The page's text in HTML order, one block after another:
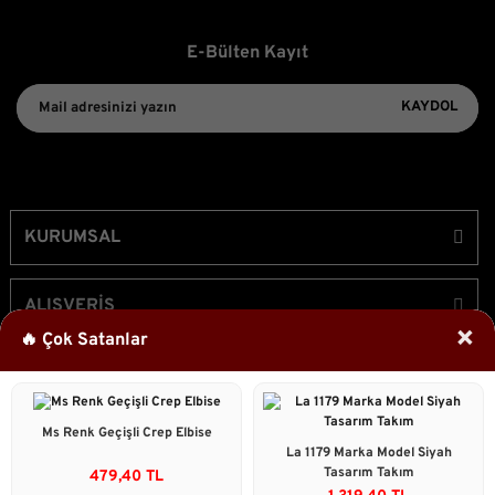
🔥 Çok Satanlar ×
Ms Renk Geçişli Crep Elbise
479,40 TL
La 1179 Marka Model Siyah
Tasarım Takım
E-Bülten Kayıt
KAYDOL
KURUMSAL
ALIŞVERİŞ
ÜYELİK
Bizi Takip Edin!